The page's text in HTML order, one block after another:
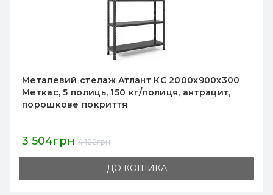
Металевий стелаж Атлант КС 2000х900х300
Меткас, 5 полиць, 150 кг/полиця, антрацит,
порошкове покриття
3 504грн 4 122грн
ДО КОШИКА